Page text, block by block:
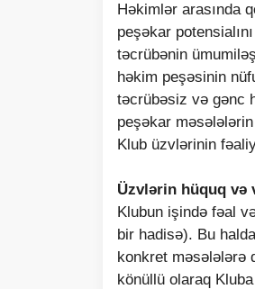
Həkimlər arasında
peşəkar
təcrübənin
həkim peşəsinin
təcrübəsiz və gənc
peşəkar
Klub üzvlərinin
Üzvlərin hüquq və
Klubun işində fəal
bir hadisə). Bu
konkret məsələlərə
könüllü olaraq